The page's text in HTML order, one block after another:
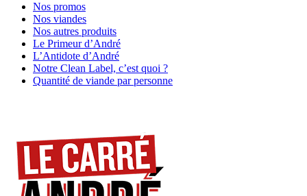
Nos promos
Nos viandes
Nos autres produits
Le Primeur d’André
L’Antidote d’André
Notre Clean Label, c’est quoi ?
Quantité de viande par personne